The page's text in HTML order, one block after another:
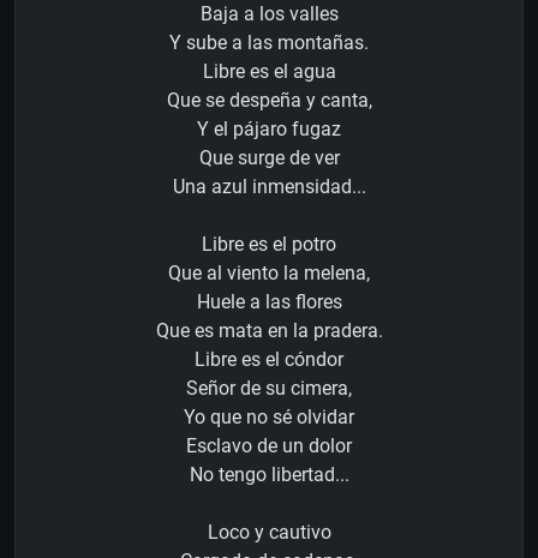
Baja a los valles
Y sube a las montañas.
Libre es el agua
Que se despeña y canta,
Y el pájaro fugaz
Que surge de ver
Una azul inmensidad...
Libre es el potro
Que al viento la melena,
Huele a las flores
Que es mata en la pradera.
Libre es el cóndor
Señor de su cimera,
Yo que no sé olvidar
Esclavo de un dolor
No tengo libertad...
Loco y cautivo